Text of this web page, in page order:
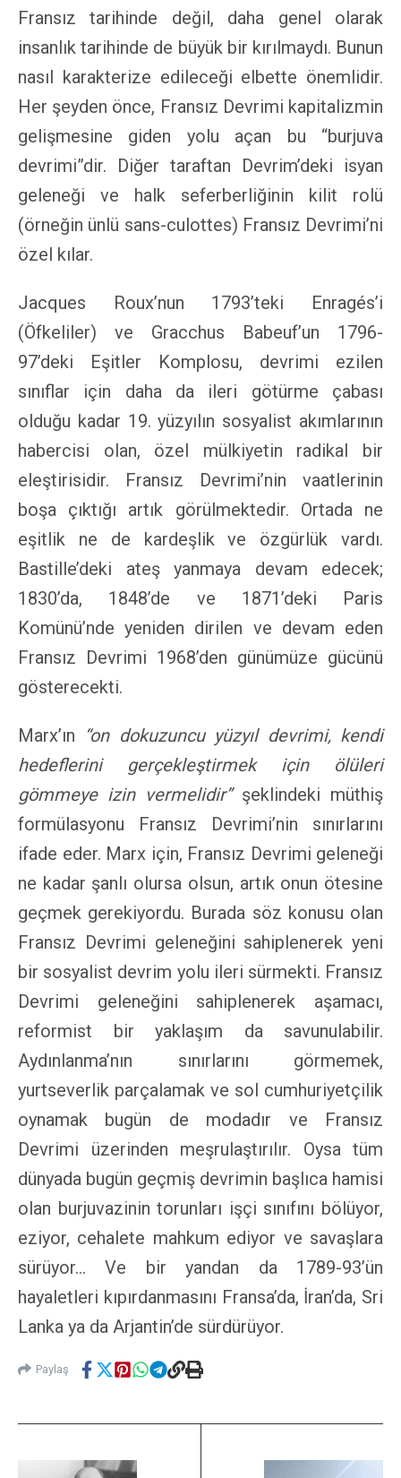
Fransız tarihinde değil, daha genel olarak
insanlık tarihinde de büyük bir kırılmaydı. Bunun
nasıl karakterize edileceği elbette önemlidir.
Her şeyden önce, Fransız Devrimi kapitalizmin
gelişmesine giden yolu açan bu “burjuva
devrimi”dir. Diğer taraftan Devrim’deki isyan
geleneği ve halk seferberliğinin kilit rolü
(örneğin ünlü sans-culottes) Fransız Devrimi’ni
özel kılar.
Jacques Roux’nun 1793’teki Enragés’i
(Öfkeliler) ve Gracchus Babeuf’un 1796-
97’deki Eşitler Komplosu, devrimi ezilen
sınıflar için daha da ileri götürme çabası
olduğu kadar 19. yüzyılın sosyalist akımlarının
habercisi olan, özel mülkiyetin radikal bir
eleştirisidir. Fransız Devrimi’nin vaatlerinin
boşa çıktığı artık görülmektedir. Ortada ne
eşitlik ne de kardeşlik ve özgürlük vardı.
Bastille’deki ateş yanmaya devam edecek;
1830’da, 1848’de ve 1871’deki Paris
Komünü’nde yeniden dirilen ve devam eden
Fransız Devrimi 1968’den günümüze gücünü
gösterecekti.
Marx’ın “on dokuzuncu yüzyıl devrimi, kendi
hedeflerini gerçekleştirmek için ölüleri
gömmeye izin vermelidir”şeklindeki müthiş
formülasyonu Fransız Devrimi’nin sınırlarını
ifade eder. Marx için, Fransız Devrimi geleneği
ne kadar şanlı olursa olsun, artık onun ötesine
geçmek gerekiyordu. Burada söz konusu olan
Fransız Devrimi geleneğini sahiplenerek yeni
bir sosyalist devrim yolu ileri sürmekti. Fransız
Devrimi geleneğini sahiplenerek aşamacı,
reformist bir yaklaşım da savunulabilir.
Aydınlanma’nın sınırlarını görmemek,
yurtseverlik parçalamak ve sol cumhuriyetçilik
oynamak bugün de modadır ve Fransız
Devrimi üzerinden meşrulaştırılır. Oysa tüm
dünyada bugün geçmiş devrimin başlıca hamisi
olan burjuvazinin torunları işçi sınıfını bölüyor,
eziyor, cehalete mahkum ediyor ve savaşlara
sürüyor… Ve bir yandan da 1789-93’ün
hayaletleri kıpırdanmasını Fransa’da, İran’da, Sri
Lanka ya da Arjantin’de sürdürüyor.
Paylaş